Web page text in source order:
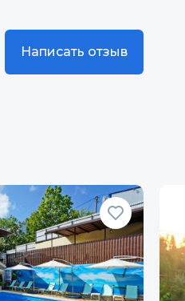
Написать отзыв